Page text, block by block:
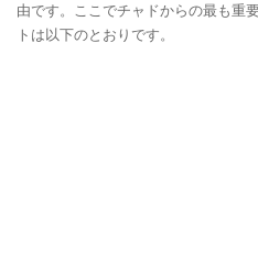
由です。ここでチャドからの最も重
トは以下のとおりです。